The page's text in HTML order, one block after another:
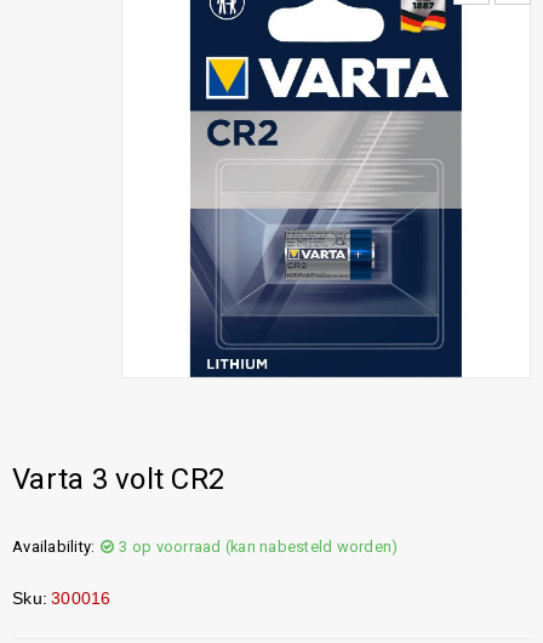
Varta 3 volt CR2
Availability: 3 op voorraad (kan nabesteld worden)
Sku: 300016